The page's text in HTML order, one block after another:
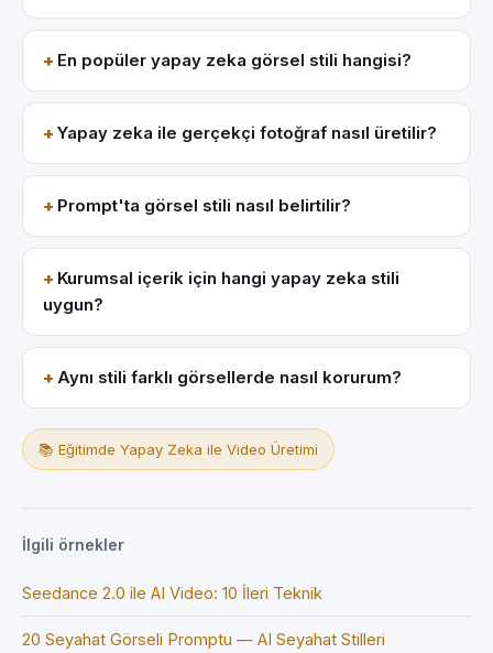
En popüler yapay zeka görsel stili hangisi?
Yapay zeka ile gerçekçi fotoğraf nasıl üretilir?
Prompt'ta görsel stili nasıl belirtilir?
Kurumsal içerik için hangi yapay zeka stili
uygun?
Aynı stili farklı görsellerde nasıl korurum?
📚 Eğitimde Yapay Zeka ile Video Üretimi
İlgili örnekler
Seedance 2.0 ile AI Video: 10 İleri Teknik
20 Seyahat Görseli Promptu — AI Seyahat Stilleri